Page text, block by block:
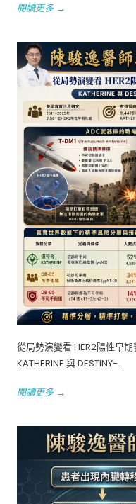
閱讀更多 →
從局勢演變看 HER2陽性早
KATHERINE 與 DESTINY-...
閱讀更多 →